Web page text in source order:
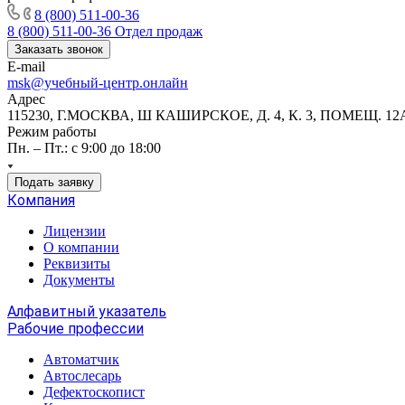
8 (800) 511-00-36
8 (800) 511-00-36 Отдел продаж
Заказать звонок
E-mail
msk@учебный-центр.онлайн
Адрес
115230, Г.МОСКВА, Ш КАШИРСКОЕ, Д. 4, К. 3, ПОМЕЩ.
Режим работы
Пн. – Пт.: с 9:00 до 18:00
Подать заявку
Компания
Лицензии
О компании
Реквизиты
Документы
Алфавитный указатель
Рабочие профессии
Автоматчик
Автослесарь
Дефектоскопист